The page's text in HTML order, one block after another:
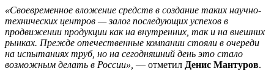
«Своевременное вложение средств в создание таких научно-
технических центров — залог последующих успехов в
продвижении продукции как на внутренних, так и на внешних
рынках. Прежде отечественные компании стояли в очереди
на испытаниях труб, но на сегодняшний день это стало
возможным делать в России», — отметил Денис Мантуров.